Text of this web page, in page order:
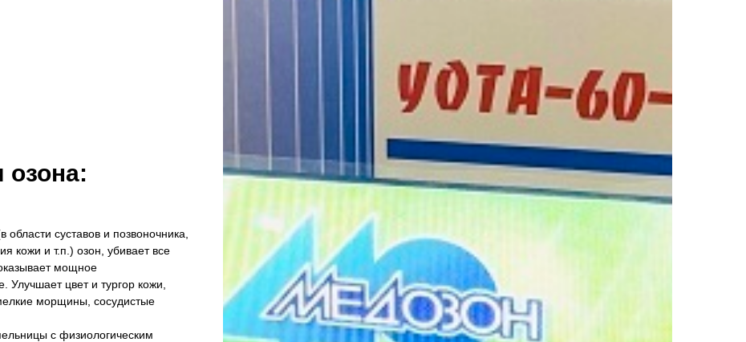
суставов и позвоночника,
кожи и т.п.) озон, убивает все
мощное
цвет и тургор кожи,
морщины, сосудистые
с физиологическим